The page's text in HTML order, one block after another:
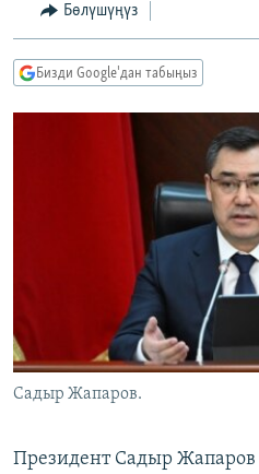
БҮГҮН АЗАТТЫКТА
ЭЖЕ-СИҢДИЛЕР
ЫҢГАЙСЫЗ СУРООЛОР
ПОДКАСТ
Русский
ОНЛАЙН ШЕРИНЕ
ЭЕ/АРнун бардык сайттары
Бөлүшүңүз
Бизди Google'дан табыңыз
Садыр Жапаров.
Президент Садыр Жапаров